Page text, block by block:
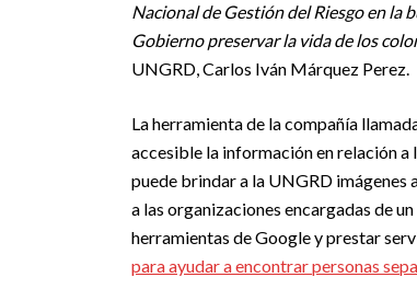
Nacional de Gestión del Riesgo en la
Gobierno preservar la vida de los
UNGRD, Carlos Iván Márquez Perez.
La herramienta de la compañía
accesible la información en relación a
puede brindar a la UNGRD imágenes
a las organizaciones encargadas de
herramientas de Google y prestar
para ayudar a encontrar personas